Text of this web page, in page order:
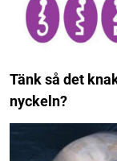
Tänk så det
nyckeln?